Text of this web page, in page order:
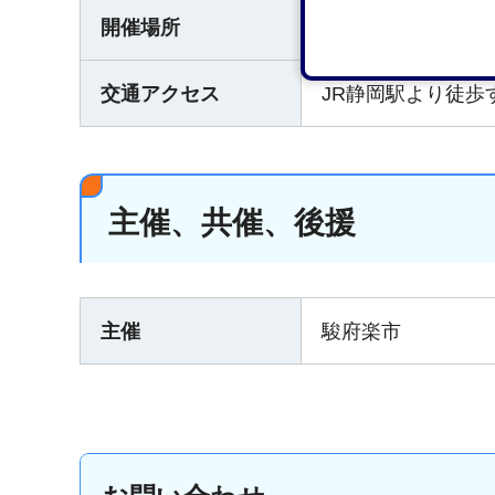
開催場所
交通アクセス JR静岡駅より徒歩
主催、共催、後援
主催 駿府楽市